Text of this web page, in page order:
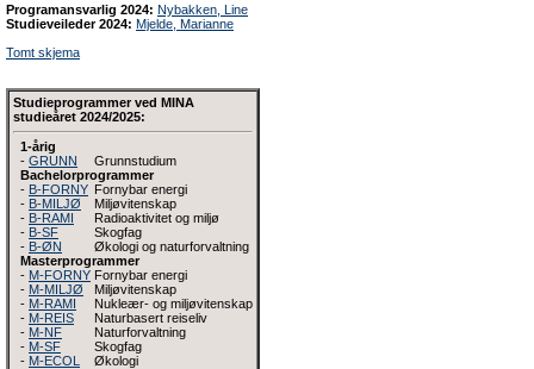
Programansvarlig 2024: Nybakken, Line
Studieveileder 2024: Mjelde, Marianne
Tomt skjema
Studieprogrammer ved MINA
studieåret 2024/2025:
1-årig
- GRUNN
Grunnstudium
Bachelorprogrammer
- B-FORNY Fornybar energi
- B-MILJØ
Miljøvitenskap
- B-RAMI
Radioaktivitet og miljø
- B-SF
Skogfag
- B-ØN
Økologi og naturforvaltning
Masterprogrammer
- M-FORNY Fornybar energi
- M-MILJØ
Miljøvitenskap
- M-RAMI
Nukleær- og miljøvitenskap
- M-REIS
Naturbasert reiseliv
- M-NF
Naturforvaltning
- M-SF
Skogfag
- M-ECOL Økologi